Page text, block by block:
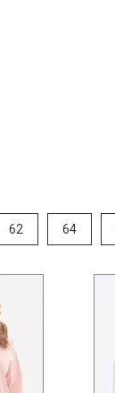
62 64